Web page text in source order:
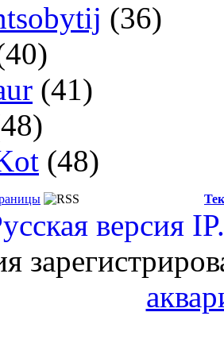
(36)
(41)
(48)
версия